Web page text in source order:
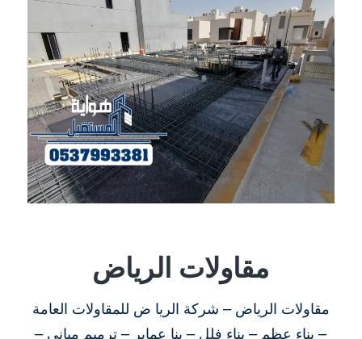
مقاولات الرياض
مقاولات الرياض – شركة الريا ض للمقاولات العامة
– بناء عظم – بناء فلل – بنا عماير – ترميم مباني –